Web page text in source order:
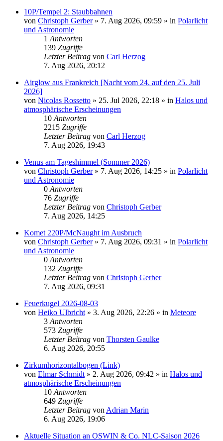
10P/Tempel 2: Staubbahnen
von Christoph Gerber» 7. Aug 2026, 09:59 » in Polarlicht
und Astronomie
1 Antworten
139 Zugriffe
Letzter Beitrag von Carl Herzog
7. Aug 2026, 20:12
Airglow aus Frankreich [Nacht vom 24. auf den 25. Juli
2026]
von Nicolas Rossetto » 25. Jul 2026, 22:18 » in Halos und
atmosphärische Erscheinungen
10 Antworten
2215 Zugriffe
Letzter Beitrag von Carl Herzog
7. Aug 2026, 19:43
Venus am Tageshimmel (Sommer 2026)
von Christoph Gerber» 7. Aug 2026, 14:25 » in Polarlicht
und Astronomie
0 Antworten
76 Zugriffe
Letzter Beitrag von Christoph Gerber
7. Aug 2026, 14:25
Komet 220P/McNaught im Ausbruch
von Christoph Gerber» 7. Aug 2026, 09:31 » in Polarlicht
und Astronomie
0 Antworten
132 Zugriffe
Letzter Beitrag von Christoph Gerber
7. Aug 2026, 09:31
Feuerkugel 2026-08-03
von Heiko Ulbricht » 3. Aug 2026, 22:26 » in Meteore
3 Antworten
573 Zugriffe
Letzter Beitrag von Thorsten Gaulke
6. Aug 2026, 20:55
Zirkumhorizontalbogen (Link)
von Elmar Schmidt » 2. Aug 2026, 09:42 » in Halos und
atmosphärische Erscheinungen
10 Antworten
649 Zugriffe
Letzter Beitrag von Adrian Marin
6. Aug 2026, 19:06
Aktuelle Situation an OSWIN & Co. NLC-Saison 2026